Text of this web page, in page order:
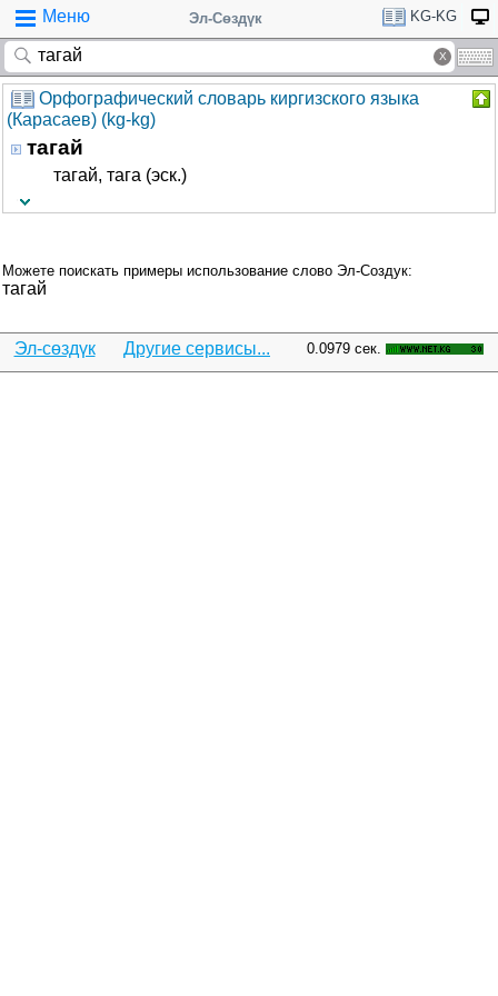
Меню Эл-Сөздүк KG-KG
Орфографический словарь киргизского языка
(Карасаев) (kg-kg)
тагай
тагай, тага (эск.)
Можете поискать примеры использование слово Эл-Создук:
тагай
Эл-сөздүк Другие сервисы... 0.0979 сек.